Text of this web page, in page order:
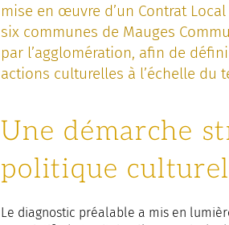
mise en œuvre d’un Contrat
six communes de Mauges
par l’agglomération, afin de
actions culturelles à l’échelle du
Une démarche
politique
Le diagnostic préalable a mis en